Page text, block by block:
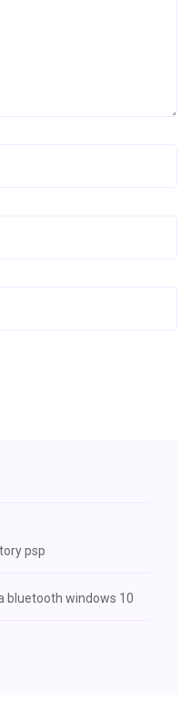
psp
bluetooth windows 10